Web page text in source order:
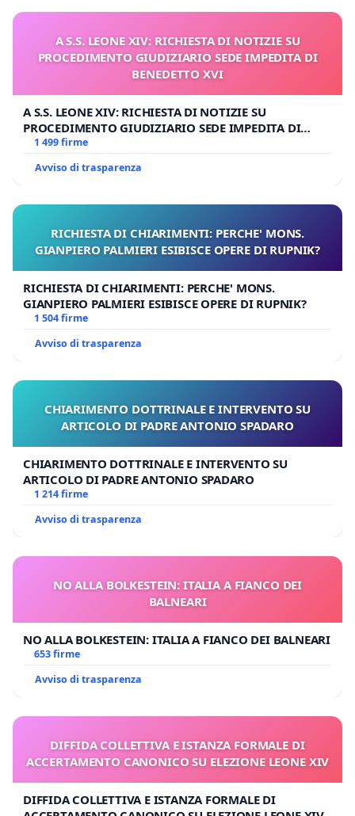
A S.S. LEONE XIV: RICHIESTA DI NOTIZIE SU
PROCEDIMENTO GIUDIZIARIO SEDE IMPEDITA DI
BENEDETTO XVI
A S.S. LEONE XIV: RICHIESTA DI NOTIZIE SU
PROCEDIMENTO GIUDIZIARIO SEDE IMPEDITA DI
BENEDETTO XVI
1 499 firme
Avviso di trasparenza
RICHIESTA DI CHIARIMENTI: PERCHE' MONS.
GIANPIERO PALMIERI ESIBISCE OPERE DI RUPNIK?
RICHIESTA DI CHIARIMENTI: PERCHE' MONS.
GIANPIERO PALMIERI ESIBISCE OPERE DI RUPNIK?
1 504 firme
Avviso di trasparenza
CHIARIMENTO DOTTRINALE E INTERVENTO SU
ARTICOLO DI PADRE ANTONIO SPADARO
CHIARIMENTO DOTTRINALE E INTERVENTO SU
ARTICOLO DI PADRE ANTONIO SPADARO
1 214 firme
Avviso di trasparenza
NO ALLA BOLKESTEIN: ITALIA A FIANCO DEI
BALNEARI
NO ALLA BOLKESTEIN: ITALIA A FIANCO DEI BALNEARI
653 firme
Avviso di trasparenza
DIFFIDA COLLETTIVA E ISTANZA FORMALE DI
ACCERTAMENTO CANONICO SU ELEZIONE LEONE XIV
DIFFIDA COLLETTIVA E ISTANZA FORMALE DI